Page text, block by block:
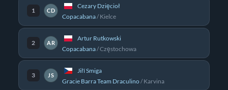
1 CD
Cezary Dzięcioł
Copacabana/Kielce
2 AR
Artur Rutkowski
Copacabana/Częstochowa
3 JS
Jiří Smiga
Gracie Barra Team Draculino/Karvina